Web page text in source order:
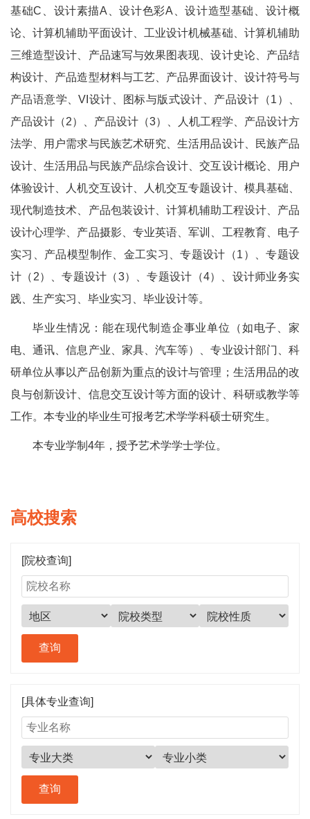
基础C、设计素描A、设计色彩A、设计造型基础、设计概
论、计算机辅助平面设计、工业设计机械基础、计算机辅助
三维造型设计、产品速写与效果图表现、设计史论、产品结
构设计、产品造型材料与工艺、产品界面设计、设计符号与
产品语意学、VI设计、图标与版式设计、产品设计（1）、
产品设计（2）、产品设计（3）、人机工程学、产品设计方
法学、用户需求与民族艺术研究、生活用品设计、民族产品
设计、生活用品与民族产品综合设计、交互设计概论、用户
体验设计、人机交互设计、人机交互专题设计、模具基础、
现代制造技术、产品包装设计、计算机辅助工程设计、产品
设计心理学、产品摄影、专业英语、军训、工程教育、电子
实习、产品模型制作、金工实习、专题设计（1）、专题设
计（2）、专题设计（3）、专题设计（4）、设计师业务实
践、生产实习、毕业实习、毕业设计等。
毕业生情况：能在现代制造企事业单位（如电子、家
电、通讯、信息产业、家具、汽车等）、专业设计部门、科
研单位从事以产品创新为重点的设计与管理；生活用品的改
良与创新设计、信息交互设计等方面的设计、科研或教学等
工作。本专业的毕业生可报考艺术学学科硕士研究生。
本专业学制4年，授予艺术学学士学位。
高校搜索
[院校查询]
[具体专业查询]